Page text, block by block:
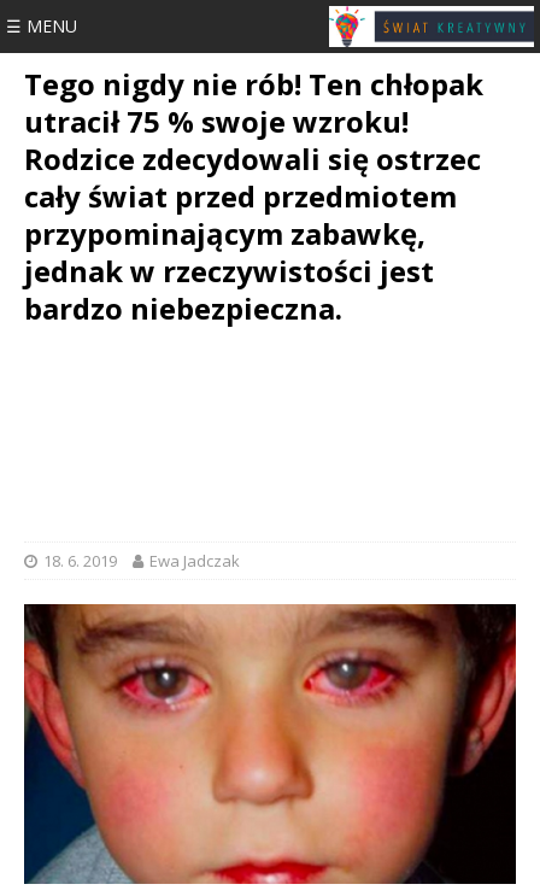
☰ MENU
Tego nigdy nie rób! Ten chłopak
utracił 75 % swoje wzroku!
Rodzice zdecydowali się ostrzec
cały świat przed przedmiotem
przypominającym zabawkę,
jednak w rzeczywistości jest
bardzo niebezpieczna.
18. 6. 2019 Ewa Jadczak